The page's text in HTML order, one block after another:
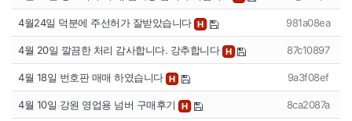
4월24일 덕분에 주선허가 잘받았습니다 H 981a08ea
4월 20일 깔끔한 처리 감사합니다. 강추합니다 H 87c10897
4월 18일 번호판 매매 하였습니다 H 9a3f08ef
4월 10일 강원 영업용 넘버 구매후기 H 8ca2087a